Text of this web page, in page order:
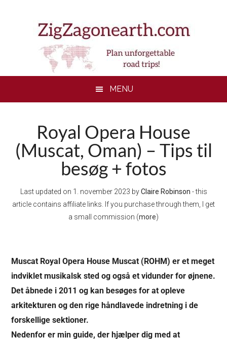
MENU
Royal Opera House
(Muscat, Oman) – Tips til
besøg + fotos
Last updated on 1. november 2023 byClaire Robinson - this
article contains affiliate links. If you purchase through them, I get
a small commission (more)
Muscat Royal Opera House Muscat (ROHM) er et meget
indviklet musikalsk sted og også et vidunder for øjnene.
Det åbnede i 2011 og kan besøges for at opleve
arkitekturen og den rige håndlavede indretning i de
forskellige sektioner.
Nedenfor er min guide, der hjælper dig med at